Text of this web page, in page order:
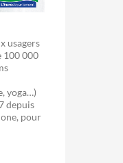
usagers
100 000
yoga…)
depuis
pour